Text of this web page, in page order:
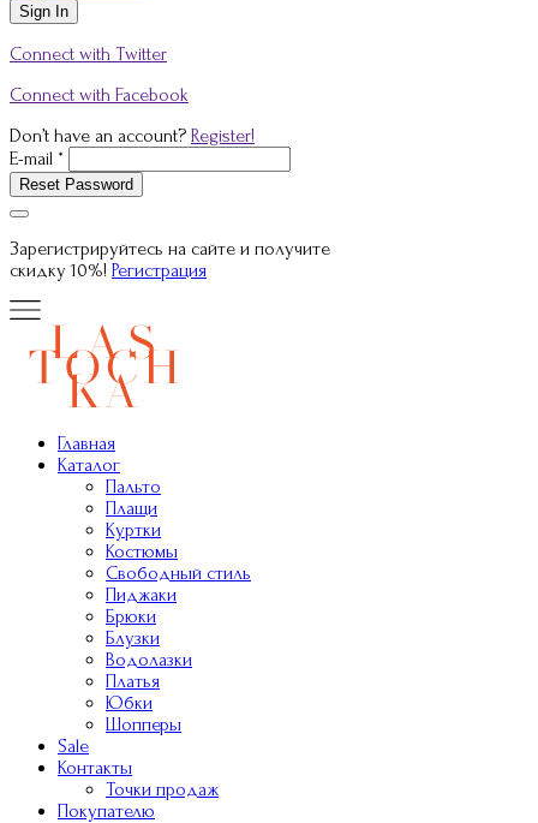
Sign In
Connect with Twitter
Connect with Facebook
Don’t have an account? Register!
E-mail *
Reset Password
Зарегистрируйтесь на сайте и получите
скидку 10%! Регистрация
Главная
Каталог
Пальто
Плащи
Куртки
Костюмы
Свободный стиль
Пиджаки
Брюки
Блузки
Водолазки
Платья
Юбки
Шопперы
Sale
Контакты
Точки продаж
Покупателю